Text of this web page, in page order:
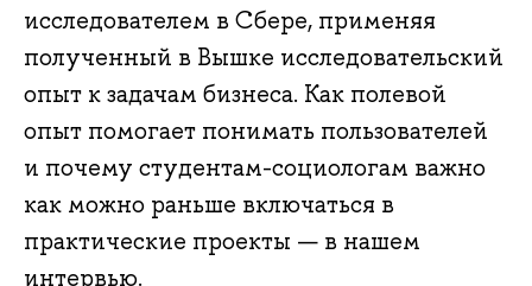
исследователем в Сбере, применяя
полученный в Вышке исследовательский
опыт к задачам бизнеса. Как полевой
опыт помогает понимать пользователей
и почему студентам-социологам важно
как можно раньше включаться в
практические проекты — в нашем
интервью.